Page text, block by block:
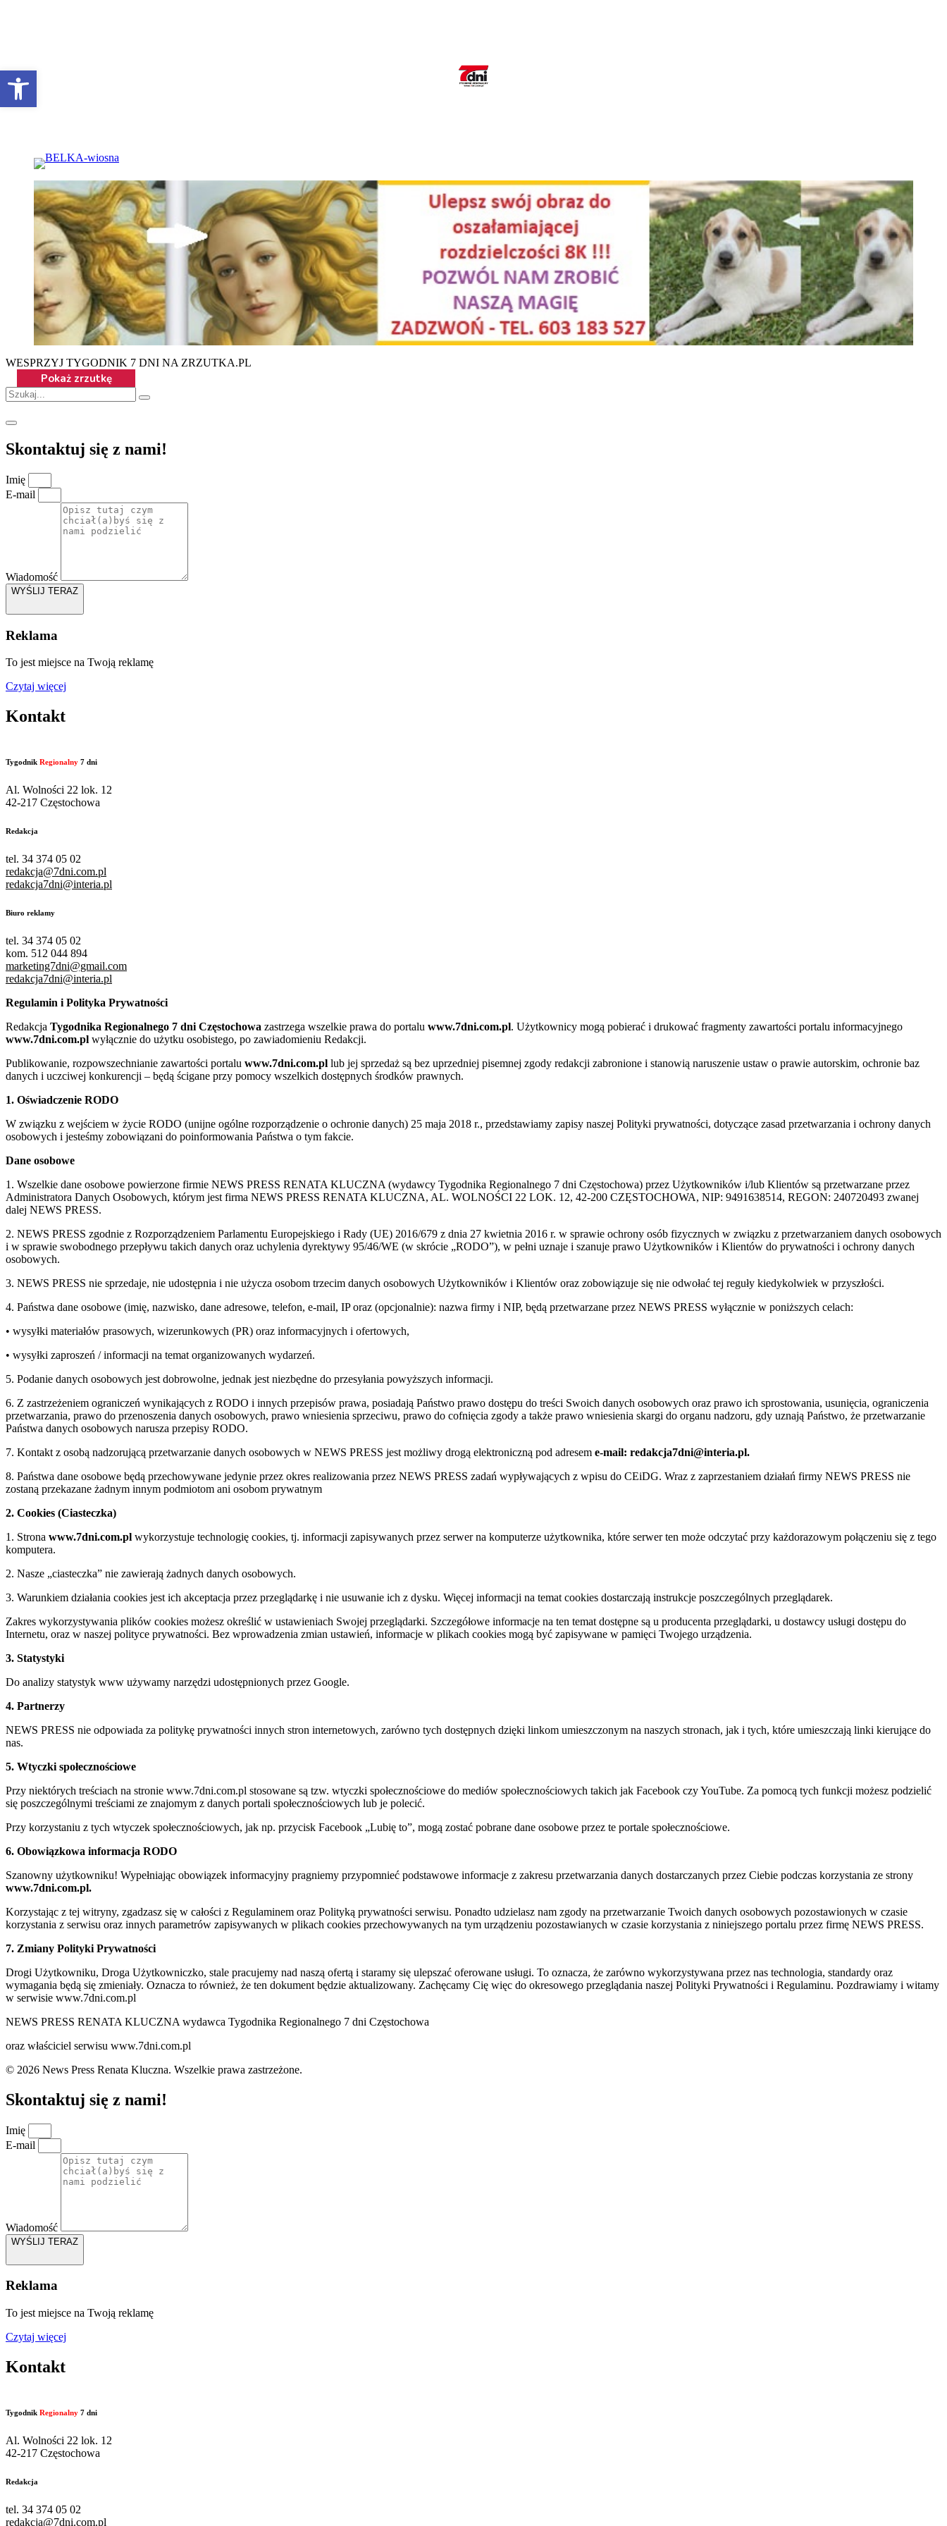
WESPRZYJ TYGODNIK 7 DNI NA ZRZUTKA.PL
Skontaktuj się z nami!
Imię
E-mail
Wiadomość
WYŚLIJ TERAZ
Reklama
To jest miejsce na Twoją reklamę
Czytaj więcej
Kontakt
Tygodnik Regionalny 7 dni
Al. Wolności 22 lok. 12
42-217 Częstochowa
Redakcja
tel. 34 374 05 02
redakcja@7dni.com.pl
redakcja7dni@interia.pl
Biuro reklamy
tel. 34 374 05 02
kom. 512 044 894
marketing7dni@gmail.com
redakcja7dni@interia.pl
Regulamin i Polityka Prywatności
Redakcja Tygodnika Regionalnego 7 dni Częstochowa zastrzega wszelkie prawa do portalu www.7dni.com.pl. Użytkownicy mogą pobierać i drukować fragmenty zawartości portalu informacyjnego
www.7dni.com.pl wyłącznie do użytku osobistego, po zawiadomieniu Redakcji.
Publikowanie, rozpowszechnianie zawartości portalu www.7dni.com.pl lub jej sprzedaż są bez uprzedniej pisemnej zgody redakcji zabronione i stanowią naruszenie ustaw o prawie autorskim, ochronie baz
danych i uczciwej konkurencji – będą ścigane przy pomocy wszelkich dostępnych środków prawnych.
1. Oświadczenie RODO
W związku z wejściem w życie RODO (unijne ogólne rozporządzenie o ochronie danych) 25 maja 2018 r., przedstawiamy zapisy naszej Polityki prywatności, dotyczące zasad przetwarzania i ochrony danych
osobowych i jesteśmy zobowiązani do poinformowania Państwa o tym fakcie.
Dane osobowe
1. Wszelkie dane osobowe powierzone firmie NEWS PRESS RENATA KLUCZNA (wydawcy Tygodnika Regionalnego 7 dni Częstochowa) przez Użytkowników i/lub Klientów są przetwarzane przez
Administratora Danych Osobowych, którym jest firma NEWS PRESS RENATA KLUCZNA, AL. WOLNOŚCI 22 LOK. 12, 42-200 CZĘSTOCHOWA, NIP: 9491638514, REGON: 240720493 zwanej
dalej NEWS PRESS.
2. NEWS PRESS zgodnie z Rozporządzeniem Parlamentu Europejskiego i Rady (UE) 2016/679 z dnia 27 kwietnia 2016 r. w sprawie ochrony osób fizycznych w związku z przetwarzaniem danych osobowych
i w sprawie swobodnego przepływu takich danych oraz uchylenia dyrektywy 95/46/WE (w skrócie „RODO”), w pełni uznaje i szanuje prawo Użytkowników i Klientów do prywatności i ochrony danych
osobowych.
3. NEWS PRESS nie sprzedaje, nie udostępnia i nie użycza osobom trzecim danych osobowych Użytkowników i Klientów oraz zobowiązuje się nie odwołać tej reguły kiedykolwiek w przyszłości.
4. Państwa dane osobowe (imię, nazwisko, dane adresowe, telefon, e-mail, IP oraz (opcjonalnie): nazwa firmy i NIP, będą przetwarzane przez NEWS PRESS wyłącznie w poniższych celach:
• wysyłki materiałów prasowych, wizerunkowych (PR) oraz informacyjnych i ofertowych,
• wysyłki zaproszeń / informacji na temat organizowanych wydarzeń.
5. Podanie danych osobowych jest dobrowolne, jednak jest niezbędne do przesyłania powyższych informacji.
6. Z zastrzeżeniem ograniczeń wynikających z RODO i innych przepisów prawa, posiadają Państwo prawo dostępu do treści Swoich danych osobowych oraz prawo ich sprostowania, usunięcia, ograniczenia
przetwarzania, prawo do przenoszenia danych osobowych, prawo wniesienia sprzeciwu, prawo do cofnięcia zgody a także prawo wniesienia skargi do organu nadzoru, gdy uznają Państwo, że przetwarzanie
Państwa danych osobowych narusza przepisy RODO.
7. Kontakt z osobą nadzorującą przetwarzanie danych osobowych w NEWS PRESS jest możliwy drogą elektroniczną pod adresem e-mail: redakcja7dni@interia.pl.
8. Państwa dane osobowe będą przechowywane jedynie przez okres realizowania przez NEWS PRESS zadań wypływających z wpisu do CEiDG. Wraz z zaprzestaniem działań firmy NEWS PRESS nie
zostaną przekazane żadnym innym podmiotom ani osobom prywatnym
2. Cookies (Ciasteczka)
1. Strona www.7dni.com.pl wykorzystuje technologię cookies, tj. informacji zapisywanych przez serwer na komputerze użytkownika, które serwer ten może odczytać przy każdorazowym połączeniu się z tego
komputera.
2. Nasze „ciasteczka” nie zawierają żadnych danych osobowych.
3. Warunkiem działania cookies jest ich akceptacja przez przeglądarkę i nie usuwanie ich z dysku. Więcej informacji na temat cookies dostarczają instrukcje poszczególnych przeglądarek.
Zakres wykorzystywania plików cookies możesz określić w ustawieniach Swojej przeglądarki. Szczegółowe informacje na ten temat dostępne są u producenta przeglądarki, u dostawcy usługi dostępu do
Internetu, oraz w naszej polityce prywatności. Bez wprowadzenia zmian ustawień, informacje w plikach cookies mogą być zapisywane w pamięci Twojego urządzenia.
3. Statystyki
Do analizy statystyk www używamy narzędzi udostępnionych przez Google.
4. Partnerzy
NEWS PRESS nie odpowiada za politykę prywatności innych stron internetowych, zarówno tych dostępnych dzięki linkom umieszczonym na naszych stronach, jak i tych, które umieszczają linki kierujące do
nas.
5. Wtyczki społecznościowe
Przy niektórych treściach na stronie www.7dni.com.pl stosowane są tzw. wtyczki społecznościowe do mediów społecznościowych takich jak Facebook czy YouTube. Za pomocą tych funkcji możesz podzielić
się poszczególnymi treściami ze znajomym z danych portali społecznościowych lub je polecić.
Przy korzystaniu z tych wtyczek społecznościowych, jak np. przycisk Facebook „Lubię to”, mogą zostać pobrane dane osobowe przez te portale społecznościowe.
6. Obowiązkowa informacja RODO
Szanowny użytkowniku! Wypełniając obowiązek informacyjny pragniemy przypomnieć podstawowe informacje z zakresu przetwarzania danych dostarczanych przez Ciebie podczas korzystania ze strony
www.7dni.com.pl.
Korzystając z tej witryny, zgadzasz się w całości z Regulaminem oraz Polityką prywatności serwisu. Ponadto udzielasz nam zgody na przetwarzanie Twoich danych osobowych pozostawionych w czasie
korzystania z serwisu oraz innych parametrów zapisywanych w plikach cookies przechowywanych na tym urządzeniu pozostawianych w czasie korzystania z niniejszego portalu przez firmę NEWS PRESS.
7. Zmiany Polityki Prywatności
Drogi Użytkowniku, Droga Użytkowniczko, stale pracujemy nad naszą ofertą i staramy się ulepszać oferowane usługi. To oznacza, że zarówno wykorzystywana przez nas technologia, standardy oraz
wymagania będą się zmieniały. Oznacza to również, że ten dokument będzie aktualizowany. Zachęcamy Cię więc do okresowego przeglądania naszej Polityki Prywatności i Regulaminu. Pozdrawiamy i witamy
w serwisie www.7dni.com.pl
NEWS PRESS RENATA KLUCZNA wydawca Tygodnika Regionalnego 7 dni Częstochowa
oraz właściciel serwisu www.7dni.com.pl
© 2026 News Press Renata Kluczna. Wszelkie prawa zastrzeżone.
Skontaktuj się z nami!
Imię
E-mail
Wiadomość
WYŚLIJ TERAZ
Reklama
To jest miejsce na Twoją reklamę
Czytaj więcej
Kontakt
Tygodnik Regionalny 7 dni
Al. Wolności 22 lok. 12
42-217 Częstochowa
Redakcja
tel. 34 374 05 02
redakcja@7dni.com.pl
Otwórz pasek narzędzi